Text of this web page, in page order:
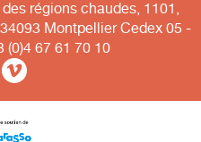
régions chaudes, 1101,
Montpellier Cedex 05 -
(0)4 67 61 70 10